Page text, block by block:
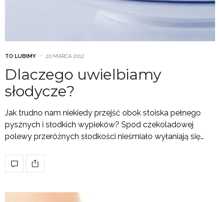
TO LUBIMY 20 MARCA 2012
Dlaczego uwielbiamy
słodycze?
Jak trudno nam niekiedy przejść obok stoiska pełnego
pysznych i słodkich wypieków? Spod czekoladowej
polewy przeróżnych słodkości nieśmiało wyłaniają się…